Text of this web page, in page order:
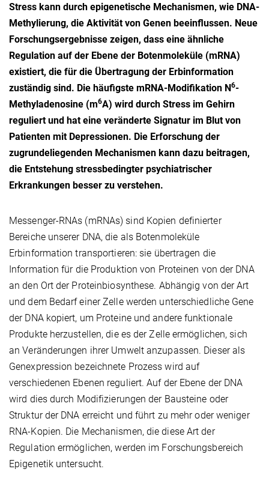
Stress kann durch epigenetische Mechanismen, wie DNA-
Methylierung, die Aktivität von Genen beeinflussen. Neue
Forschungsergebnisse zeigen, dass eine ähnliche
Regulation auf der Ebene der Botenmoleküle (mRNA)
existiert, die für die Übertragung der Erbinformation
zuständig sind. Die häufigste mRNA-Modifikation N6-
Methyladenosine (m6A) wird durch Stress im Gehirn
reguliert und hat eine veränderte Signatur im Blut von
Patienten mit Depressionen. Die Erforschung der
zugrundeliegenden Mechanismen kann dazu beitragen,
die Entstehung stressbedingter psychiatrischer
Erkrankungen besser zu verstehen.
Messenger-RNAs (mRNAs) sind Kopien definierter
Bereiche unserer DNA, die als Botenmoleküle
Erbinformation transportieren: sie übertragen die
Information für die Produktion von Proteinen von der DNA
an den Ort der Proteinbiosynthese. Abhängig von der Art
und dem Bedarf einer Zelle werden unterschiedliche Gene
der DNA kopiert, um Proteine und andere funktionale
Produkte herzustellen, die es der Zelle ermöglichen, sich
an Veränderungen ihrer Umwelt anzupassen. Dieser als
Genexpression bezeichnete Prozess wird auf
verschiedenen Ebenen reguliert. Auf der Ebene der DNA
wird dies durch Modifizierungen der Bausteine oder
Struktur der DNA erreicht und führt zu mehr oder weniger
RNA-Kopien. Die Mechanismen, die diese Art der
Regulation ermöglichen, werden im Forschungsbereich
Epigenetik untersucht.